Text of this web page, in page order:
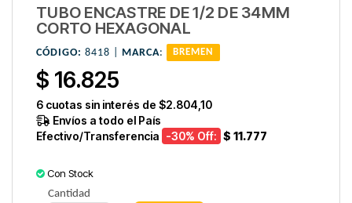
TUBO ENCASTRE DE 1/2 DE 34MM
CORTO HEXAGONAL
CÓDIGO: 8418 | MARCA: BREMEN
$ 16.825
6 cuotas sin interés de $2.804,10
Envíos a todo el País
Efectivo/Transferencia -30% Off: $ 11.777
Con Stock
Cantidad